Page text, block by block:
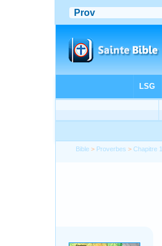
Bible > Proverbes >Chapitre 1